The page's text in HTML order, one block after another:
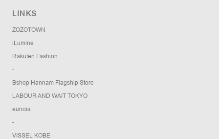
LINKS
ZOZOTOWN
iLumine
Rakuten Fashion
-
Bshop Hannam Flagship Store
LABOUR AND WAIT TOKYO
eunoia
-
VISSEL KOBE